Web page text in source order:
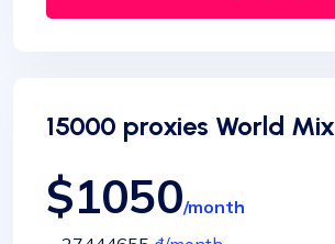
15000 proxies World Mix
$1050/month